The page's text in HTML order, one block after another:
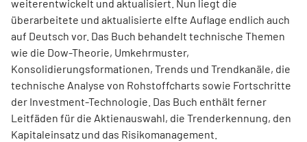
weiterentwickelt und aktualisiert. Nun liegt die
überarbeitete und aktualisierte elfte Auflage endlich auch
auf Deutsch vor. Das Buch behandelt technische Themen
wie die Dow-Theorie, Umkehrmuster,
Konsolidierungsformationen, Trends und Trend­kanäle, die
technische Analyse von Rohstoffcharts sowie Fortschritte
der Investment-Technologie. Das Buch enthält ferner
Leitfäden für die Aktienauswahl, die Trenderkennung, den
Kapitaleinsatz und das Risikomanagement.